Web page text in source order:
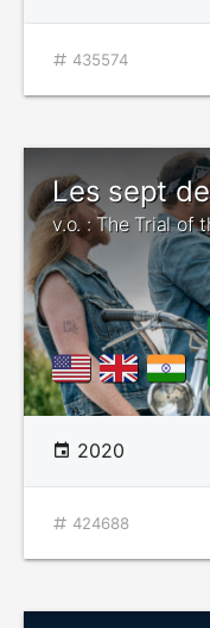
435574
Les sept
v.o. : The Trial of
2020
424688